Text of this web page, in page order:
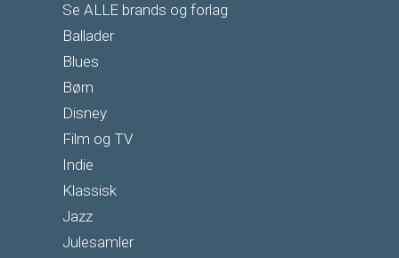
Se ALLE brands og forlag
Ballader
Blues
Børn
Disney
Film og TV
Indie
Klassisk
Jazz
Julesamler